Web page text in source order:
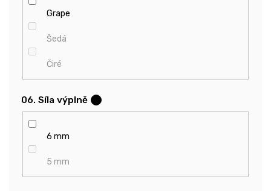
Grape
Šedá
Čiré
06. Síla výplně
6 mm
5 mm